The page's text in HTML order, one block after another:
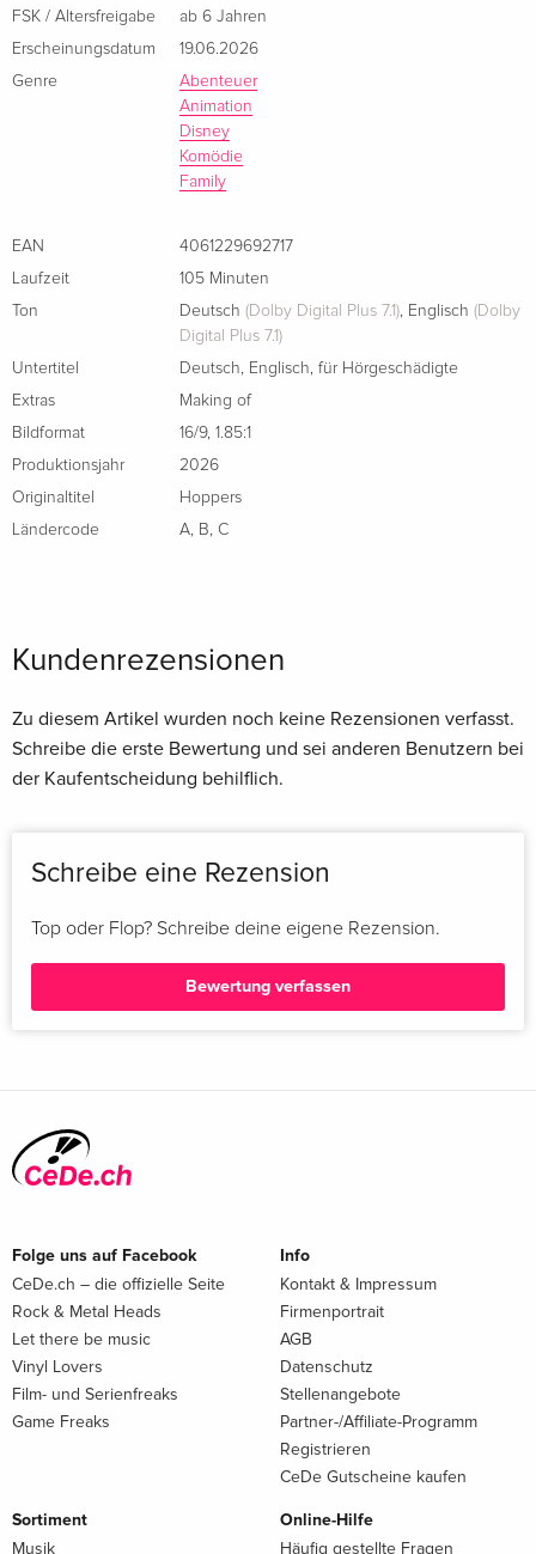
Limited Edition, Steelbook
FSK / Altersfreigabe
ab 6 Jahren
Erscheinungsdatum
19.06.2026
Genre
Abenteuer
Animation
Disney
Komödie
Family
EAN
4061229692717
Laufzeit
105 Minuten
Ton
Deutsch (Dolby Digital Plus 7.1), Englisch (Dolby
Digital Plus 7.1)
Untertitel
Deutsch, Englisch, für Hörgeschädigte
Extras
Making of
Bildformat
16/9, 1.85:1
Produktionsjahr
2026
Originaltitel
Hoppers
Ländercode
A, B, C
Kundenrezensionen
Zu diesem Artikel wurden noch keine Rezensionen verfasst.
Schreibe die erste Bewertung und sei anderen Benutzern bei
der Kaufentscheidung behilflich.
Schreibe eine Rezension
Top oder Flop? Schreibe deine eigene Rezension.
Bewertung verfassen
Folge uns auf Facebook
CeDe.ch – die offizielle Seite
Rock & Metal Heads
Let there be music
Vinyl Lovers
Film- und Serienfreaks
Game Freaks
Info
Kontakt & Impressum
Firmenportrait
AGB
Datenschutz
Stellenangebote
Partner-/Affiliate-Programm
Registrieren
CeDe Gutscheine kaufen
Sortiment
Musik
Online-Hilfe
Häufig gestellte Fragen